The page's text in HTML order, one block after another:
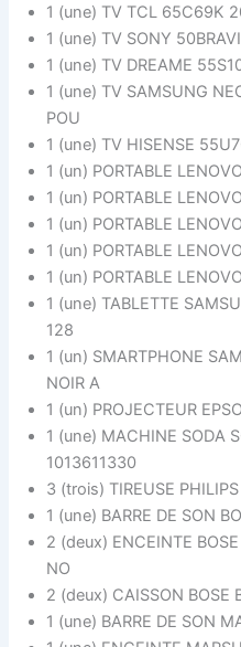
1 (une) TV TCL 65C69K
1 (une) TV SONY
1 (une) TV DREAME
1 (une) TV SAMSUNG
POU
1 (une) TV HISENSE
1 (un) PORTABLE
1 (un) PORTABLE
1 (un) PORTABLE
1 (un) PORTABLE
1 (un) PORTABLE
1 (une) TABLETTE
128
1 (un) SMARTPHONE
NOIR A
1 (un) PROJECTEUR
1 (une) MACHINE SODA
1013611330
3 (trois) TIREUSE
1 (une) BARRE DE SON
2 (deux) ENCEINTE
NO
2 (deux) CAISSON BOSE
1 (une) BARRE DE SON